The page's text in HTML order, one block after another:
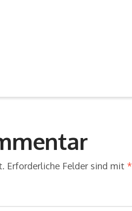
Erforderliche Felder sind mit *